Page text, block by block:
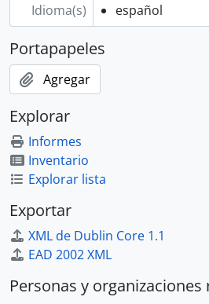
Idioma(s) español
Portapapeles
Agregar
Explorar
Informes
Inventario
Explorar lista
Exportar
XML de Dublin Core 1.1
EAD 2002 XML
Personas y organizaciones